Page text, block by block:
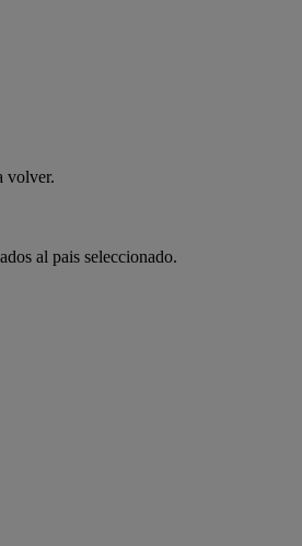
volver.
al pais seleccionado.